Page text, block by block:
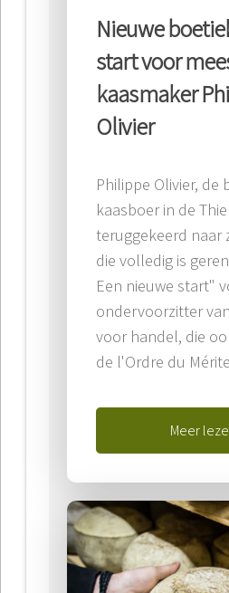
Nieuwe
start voor
kaasmaker
Olivier
Philippe Olivier, de
kaasboer in de
teruggekeerd naar
die volledig is
Een nieuwe start"
ondervoorzitter
voor handel, die
de l'Ordre du
Meer